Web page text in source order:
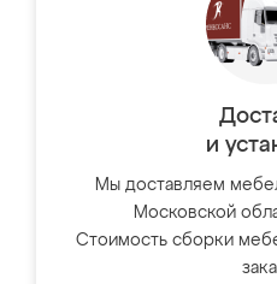
и
Мы доставляем
Московской
Стоимость сборки